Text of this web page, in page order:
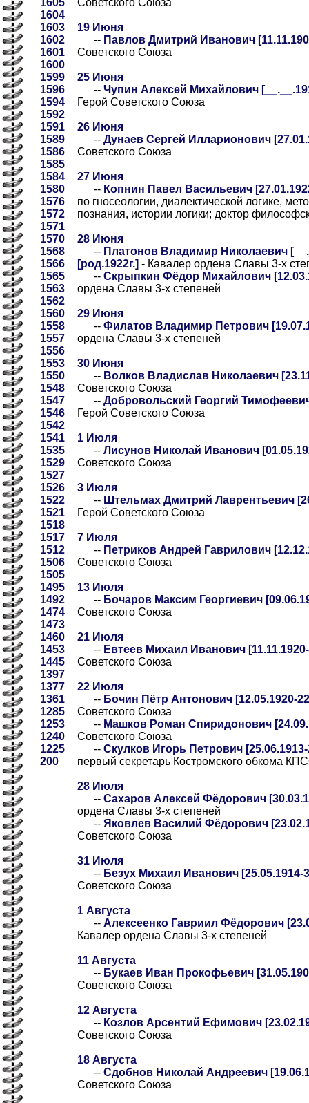
1605
1604
1603
1602
1601
1600
1599
1596
1594
1592
1591
1589
1586
1585
1584
1580
1576
1572
1571
1570
1568
1566
1565
1563
1562
1560
1558
1557
1556
1553
1550
1548
1547
1546
1542
1541
1535
1529
1527
1526
1522
1521
1518
1517
1512
1506
1505
1495
1492
1474
1473
1460
1453
1445
1397
1377
1361
1285
1253
1240
1225
200
Советского Союза
19 Июня
-- Павлов Дмитрий Иванович
Советского Союза
25 Июня
-- Чупин Алексей Михайлович
Герой Советского Союза
26 Июня
-- Дунаев Сергей Илларионович
Советского Союза
27 Июня
-- Копнин Павел Васильевич
по гносеологии, диалектической логике,
познания, истории логики; доктор
28 Июня
-- Платонов Владимир Николаевич
[род.1922г.] - Кавалер ордена Славы 3-х
-- Скрыпкин Фёдор Михайлович
ордена Славы 3-х степеней
29 Июня
-- Филатов Владимир Петрович
ордена Славы 3-х степеней
30 Июня
-- Волков Владислав Николаевич
Советского Союза
-- Добровольский Георгий
Герой Советского Союза
1 Июля
-- Лисунов Николай Иванович
Советского Союза
3 Июля
-- Штельмах Дмитрий Лаврентьевич
Герой Советского Союза
7 Июля
-- Петриков Андрей Гаврилович
Советского Союза
13 Июля
-- Бочаров Максим Георгиевич
Советского Союза
21 Июля
-- Евтеев Михаил Иванович
Советского Союза
22 Июля
-- Бочин Пётр Антонович [12.05.1920-
Советского Союза
-- Машков Роман Спиридонович
Советского Союза
-- Скулков Игорь Петрович [25.06.1913-
первый секретарь Костромского обкома
28 Июля
-- Сахаров Алексей Фёдорович
ордена Славы 3-х степеней
-- Яковлев Василий Фёдорович
Советского Союза
31 Июля
-- Безух Михаил Иванович [25.05.1914-
Советского Союза
1 Августа
-- Алексеенко Гавриил Фёдорович
Кавалер ордена Славы 3-х степеней
11 Августа
-- Букаев Иван Прокофьевич
Советского Союза
12 Августа
-- Козлов Арсентий Ефимович
Советского Союза
18 Августа
-- Сдобнов Николай Андреевич
Советского Союза